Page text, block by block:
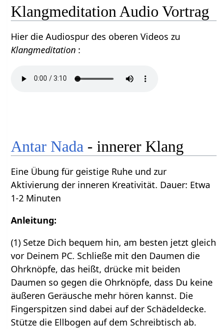
Klangmeditation Audio Vortrag
Hier die Audiospur des oberen Videos zu
Klangmeditation :
Antar Nada - innerer Klang
Eine Übung für geistige Ruhe und zur
Aktivierung der inneren Kreativität. Dauer: Etwa
1-2 Minuten
Anleitung:
(1) Setze Dich bequem hin, am besten jetzt gleich
vor Deinem PC. Schließe mit den Daumen die
Ohrknöpfe, das heißt, drücke mit beiden
Daumen so gegen die Ohrknöpfe, dass Du keine
äußeren Geräusche mehr hören kannst. Die
Fingerspitzen sind dabei auf der Schädeldecke.
Stütze die Ellbogen auf dem Schreibtisch ab.